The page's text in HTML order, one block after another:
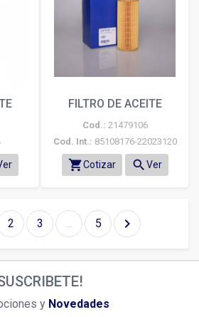
FILTRO DE ACEITE
Cod.: 21479106
Cod. Int.: 85108176-22023120
shopping_cartCotizar search Ver
2 3 ... 5 chevron_right
y Novedades